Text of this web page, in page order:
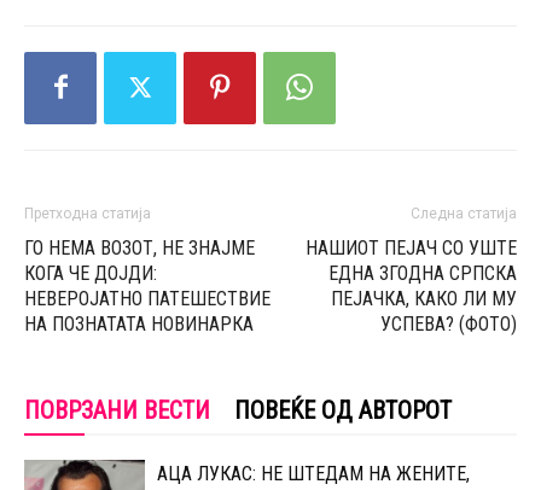
Претходна статија
ГО НЕМА ВОЗОТ, НЕ ЗНАЈМЕ
КОГА ЧЕ ДОЈДИ:
НЕВЕРОЈАТНО ПАТЕШЕСТВИЕ
НА ПОЗНАТАТА НОВИНАРКА
Следна статија
НАШИОТ ПЕЈАЧ СО УШТЕ
ЕДНА ЗГОДНА СРПСКА
ПЕЈАЧКА, КАКО ЛИ МУ
УСПЕВА? (ФОТО)
ПОВРЗАНИ ВЕСТИ ПОВЕЌЕ ОД АВТОРОТ
АЦА ЛУКАС: НЕ ШТЕДАМ НА ЖЕНИТЕ,